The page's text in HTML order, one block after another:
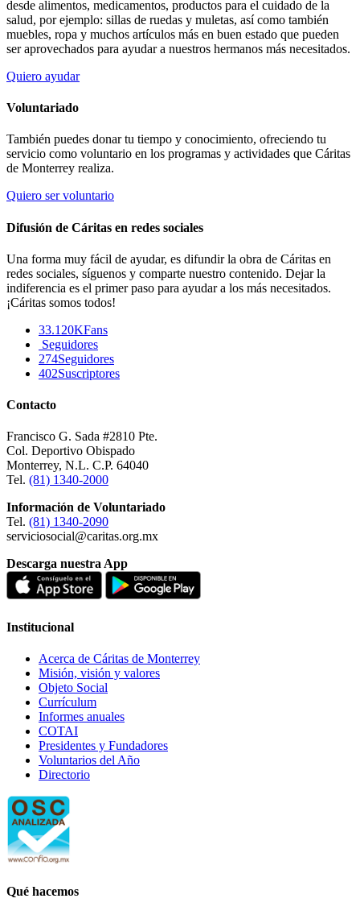
desde alimentos, medicamentos, productos para el cuidado de la
salud, por ejemplo: sillas de ruedas y muletas, así como también
muebles, ropa y muchos artículos más en buen estado que pueden
ser aprovechados para ayudar a nuestros hermanos más necesitados.
Quiero ayudar
Voluntariado
También puedes donar tu tiempo y conocimiento, ofreciendo tu
servicio como voluntario en los programas y actividades que Cáritas
de Monterrey realiza.
Quiero ser voluntario
Difusión de Cáritas en redes sociales
Una forma muy fácil de ayudar, es difundir la obra de Cáritas en
redes sociales, síguenos y comparte nuestro contenido. Dejar la
indiferencia es el primer paso para ayudar a los más necesitados.
¡Cáritas somos todos!
33.120KFans
Seguidores
274Seguidores
402Suscriptores
Contacto
Francisco G. Sada #2810 Pte.
Col. Deportivo Obispado
Monterrey, N.L. C.P. 64040
Tel. (81) 1340-2000
Información de Voluntariado
Tel. (81) 1340-2090
serviciosocial@caritas.org.mx
Descarga nuestra App
Institucional
Acerca de Cáritas de Monterrey
Misión, visión y valores
Objeto Social
Currículum
Informes anuales
COTAI
Presidentes y Fundadores
Voluntarios del Año
Directorio
Qué hacemos